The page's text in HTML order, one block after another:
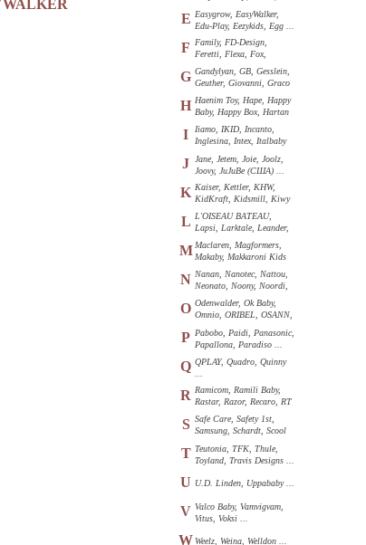
E Easygrow, EasyWalker,
Edu-Play, Eezykids, Egg ...
F
Family, FD-Design,
Feretti, Flexa, Fox,
G Gandylyan, GB, Gesslein,
Geuther, Giovanni, Graco
H Haenim Toy, Hape, Happy
Baby, Happy Box, Hartan
I
Iiamo, IKID, Incanto,
Inglesina, Intex, Italbaby
J
Jane, Jetem, Joie, Joolz,
Joovy, JuJuBe (США) ...
K Kaiser, Kettler, KHW,
KidKraft, Kidsmill, Kiwy
L L'OISEAU BATEAU,
Lapsi, Larktale, Leander,
M Maclaren, Magformers,
Makaby, Makkaroni Kids
N Nanan, Nanotec, Nattou,
Neonato, Noony, Noordi,
O Odenwalder, Ok Baby,
Omnio, ORIBEL, OSANN,
P Pabobo, Paidi, Panasonic,
Papallona, Paradiso ...
Q QPLAY, Quadro, Quinny
R Ramicom, Ramili Baby,
Rastar, Razor, Recaro, RT
S Safe Care, Safety 1st,
Samsung, Schardt, Scool
T Teutonia, TFK, Thule,
Toyland, Travis Designs ...
U U.D. Linden, Uppababy ...
V Valco Baby, Vamvigvam,
Vitus, Voksi ...
WWeelz, Weina, Welldon ...